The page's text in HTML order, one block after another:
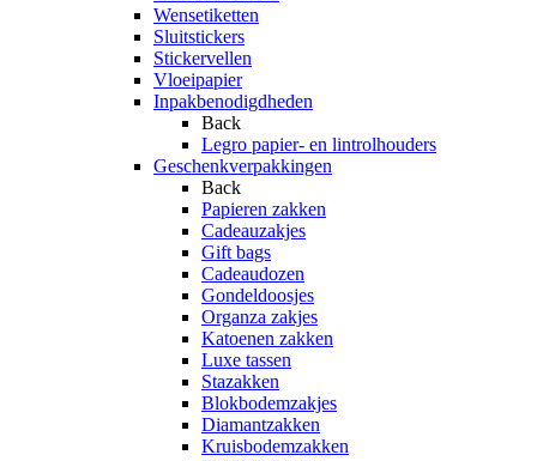
Wensetiketten
Sluitstickers
Stickervellen
Vloeipapier
Inpakbenodigdheden
Back
Legro papier- en lintrolhouders
Geschenkverpakkingen
Back
Papieren zakken
Cadeauzakjes
Gift bags
Cadeaudozen
Gondeldoosjes
Organza zakjes
Katoenen zakken
Luxe tassen
Stazakken
Blokbodemzakjes
Diamantzakken
Kruisbodemzakken